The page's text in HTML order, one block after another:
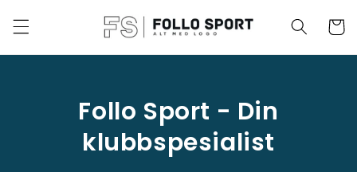
til
innholdet
Follo Sport - Din
klubbspesialist